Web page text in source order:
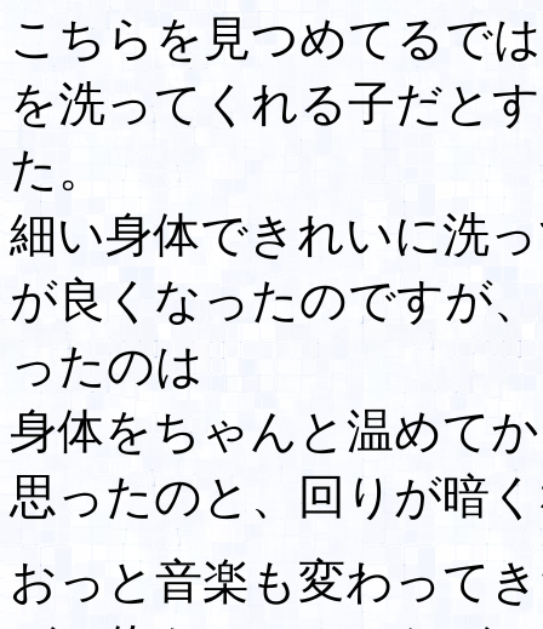
こちらを見つめてるで
を洗ってくれる子だと
た。
細い身体できれいに洗
が良くなったのですが
ったのは
身体をちゃんと温めて
思ったのと、回りが暗
おっと音楽も変わって